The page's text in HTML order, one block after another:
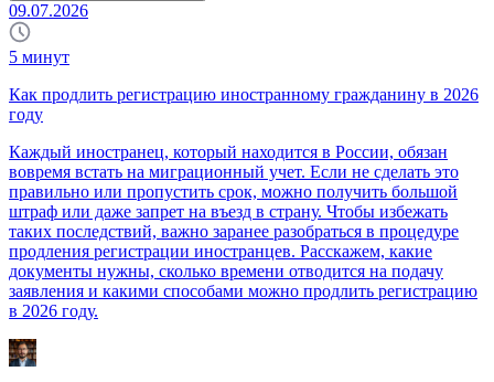
09.07.2026
5 минут
Как продлить регистрацию иностранному гражданину в 2026
году
Каждый иностранец, который находится в России, обязан
вовремя встать на миграционный учет. Если не сделать это
правильно или пропустить срок, можно получить большой
штраф или даже запрет на въезд в страну. Чтобы избежать
таких последствий, важно заранее разобраться в процедуре
продления регистрации иностранцев. Расскажем, какие
документы нужны, сколько времени отводится на подачу
заявления и какими способами можно продлить регистрацию
в 2026 году.